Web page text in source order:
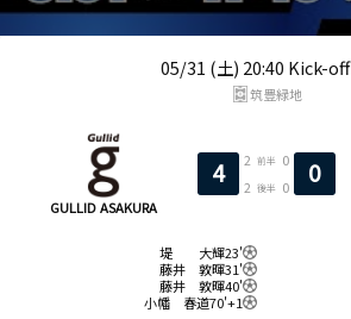
05/31 (土) 20:40 Kick-off
GULLID ASAKURA
4 2 前半
0
2 後半 0 0
23'
堤 大輝
31'
藤井 敦暉
40'
藤井 敦暉
70'+1
小幡 春道
筑豊緑地